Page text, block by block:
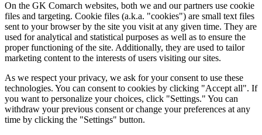
On the GK Comarch websites, both we and our partners use cookie
files and targeting. Cookie files (a.k.a. "cookies") are small text files
sent to your browser by the site you visit at any given time. They are
used for analytical and statistical purposes as well as to ensure the
proper functioning of the site. Additionally, they are used to tailor
marketing content to the interests of users visiting our sites.
As we respect your privacy, we ask for your consent to use these
technologies. You can consent to cookies by clicking "Accept all". If
you want to personalize your choices, click "Settings." You can
withdraw your previous consent or change your preferences at any
time by clicking the "Settings" button.